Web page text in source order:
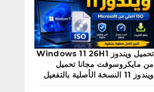
تحميل ويندوز Windows 11 26H1
من مايكروسوفت مجانا تحميل
ويندوز 11 النسخة الأصلية بالتفعيل